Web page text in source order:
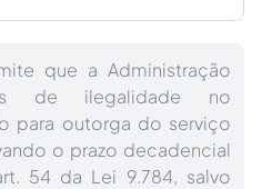
que a Administração
de ilegalidade no
para outorga do serviço
o prazo decadencial
54 da Lei 9.784, salvo